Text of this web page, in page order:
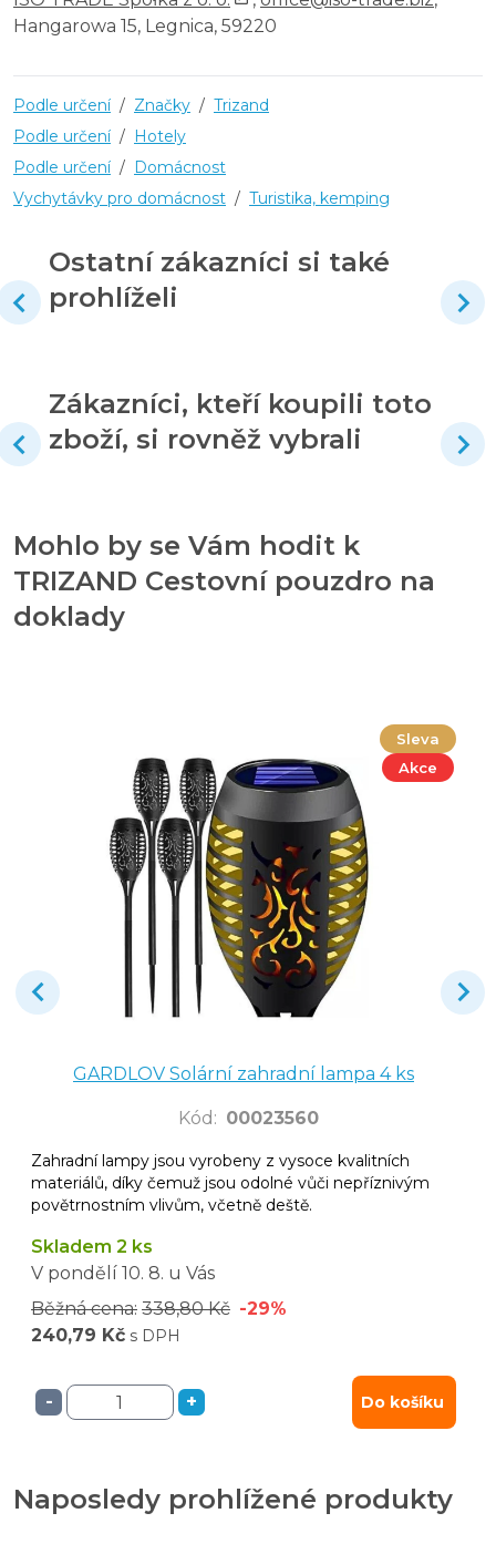
Hangarowa 15, Legnica, 59220
Podle určení / Značky / Trizand
Podle určení / Hotely
Podle určení / Domácnost
Vychytávky pro domácnost / Turistika, kemping
Ostatní zákazníci si také
prohlíželi
Zákazníci, kteří koupili toto
zboží, si rovněž vybrali
Mohlo by se Vám hodit k
TRIZAND Cestovní pouzdro na
doklady
Sleva
Akce
GARDLOV Solární zahradní lampa 4 ks
Kód : 00023560
Zahradní lampy jsou vyrobeny z vysoce kvalitních
materiálů, díky čemuž jsou odolné vůči nepříznivým
povětrnostním vlivům, včetně deště.
Skladem 2 ks
V pondělí 10. 8. u Vás
Běžná cena: 338,80 Kč -29%
240,79 Kč s DPH
- + Do košíku
Naposledy prohlížené produkty